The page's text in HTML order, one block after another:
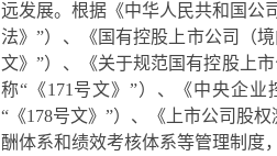
远发展。 根据 《中华人民共和国公
法》”） 、 《 国有控股上市公司（
文》”） 、《关于规范国有控股上
称“《1 71 号文》 ”） 、 《中央企
“ 《1 78号文》”） 、《上市公司股权
酬体系和绩效考核体系等管理制度